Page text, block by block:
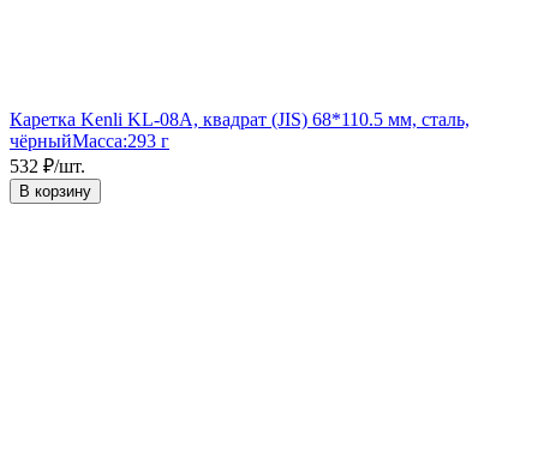
Каретка Kenli KL-08A, квадрат (JIS) 68*110.5 мм, сталь,
чёрныйМасса:293 г
532 ₽/шт.
В корзину